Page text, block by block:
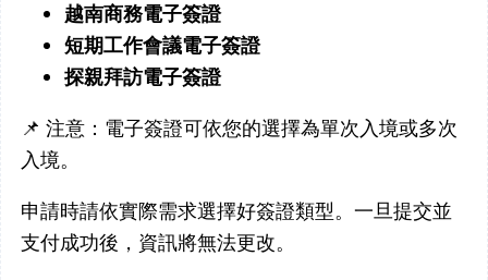
越南商務電子簽證
短期工作會議電子簽證
探親拜訪電子簽證
📌 注意：電子簽證可依您的選擇為單次入境或多次
入境。
申請時請依實際需求選擇好簽證類型。一旦提交並
支付成功後，資訊將無法更改。